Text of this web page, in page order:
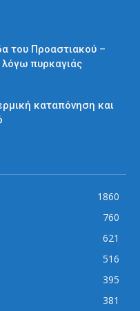
του Προαστιακού –
πυρκαγιάς
καταπόνηση και
1860
760
621
516
395
381